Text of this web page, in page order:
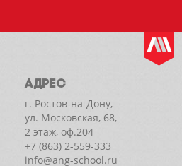
АДРЕС
г. Ростов-на-Дону,
ул. Московская, 68,
2 этаж, оф.204
+7 (863) 2-559-333
info@ang-school.ru